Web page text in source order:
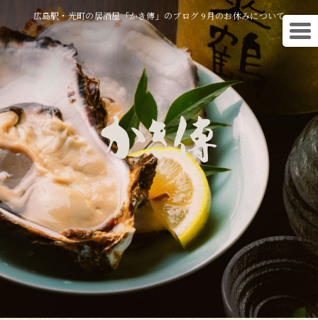
広島駅・光町の居酒屋「かき傳」のブログ 9月のお休みについて